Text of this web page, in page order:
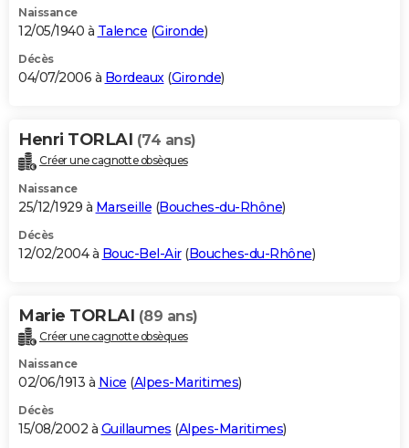
Naissance
12/05/1940 à Talence (Gironde)
Décès
04/07/2006 à Bordeaux(Gironde)
Henri TORLAI (74 ans)
Créer une cagnotte obsèques
Naissance
25/12/1929 à Marseille (Bouches-du-Rhône)
Décès
12/02/2004 à Bouc-Bel-Air(Bouches-du-Rhône)
Marie TORLAI (89 ans)
Créer une cagnotte obsèques
Naissance
02/06/1913 à Nice (Alpes-Maritimes)
Décès
15/08/2002 à Guillaumes (Alpes-Maritimes)